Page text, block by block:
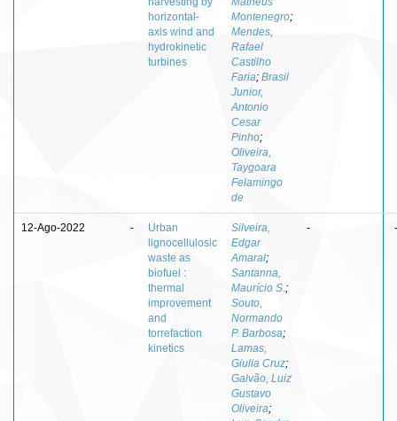
horizontal-
axis wind and
hydrokinetic
turbines
Montenegro;
Mendes,
Rafael
Castilho
Faria; Brasil
Junior,
Antonio
Cesar
Pinho;
Oliveira,
Taygoara
Felamingo
de
12-Ago-2022 -
Urban
lignocellulosic
waste as
biofuel :
thermal
improvement
and
torrefaction
kinetics
Silveira,
Edgar
Amaral;
Santanna,
Maurício S. ;
Souto,
Normando
P. Barbosa;
Lamas,
Giulia Cruz;
Galvão, Luiz
Gustavo
Oliveira;
- -